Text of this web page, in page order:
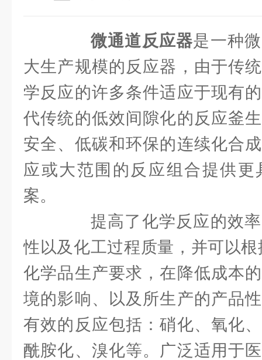
微通道反应器是一种
大生产规模的反应器，由于传
学反应的许多条件适应于现有
代传统的低效间隙化的反应釜
安全、低碳和环保的连续化合
应或大范围的反应组合提供
案。
提高了化学反应的效率
性以及化工过程质量，并可以
化学品生产要求，在降低成本
境的影响、以及所生产的产品
有效的反应包括：硝化、氧化
酰胺化、溴化等。广泛适用于